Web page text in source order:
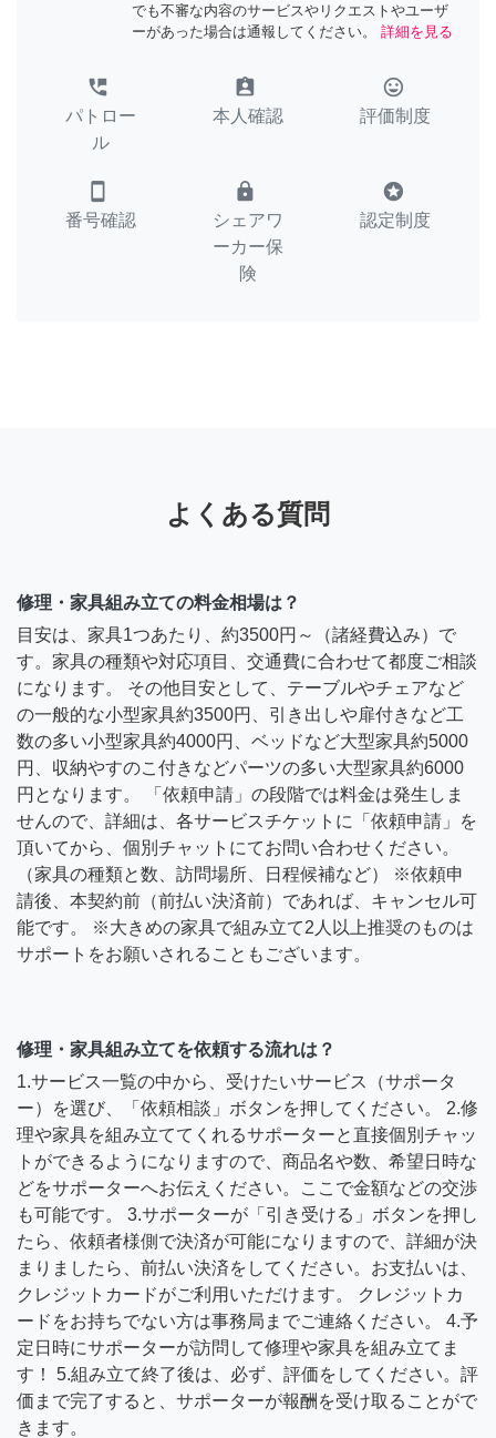
でも不審な内容のサービスやリクエストやユーザ
ーがあった場合は通報してください。
詳細を見る
perm_phone_msg
パトロー
ル
assignment_ind
本人確認
tag_faces
評価制度
smartphone
番号確認
lock
シェアワ
ーカー保
険
stars
認定制度
よくある質問
修理・家具組み立ての料金相場は？
目安は、家具1つあたり、約3500円～（諸経費込み）で
す。家具の種類や対応項目、交通費に合わせて都度ご相談
になります。 その他目安として、テーブルやチェアなど
の一般的な小型家具約3500円、引き出しや扉付きなど工
数の多い小型家具約4000円、ベッドなど大型家具約5000
円、収納やすのこ付きなどパーツの多い大型家具約6000
円となります。 「依頼申請」の段階では料金は発生しま
せんので、詳細は、各サービスチケットに「依頼申請」を
頂いてから、個別チャットにてお問い合わせください。
（家具の種類と数、訪問場所、日程候補など） ※依頼申
請後、本契約前（前払い決済前）であれば、キャンセル可
能です。 ※大きめの家具で組み立て2人以上推奨のものは
サポートをお願いされることもございます。
修理・家具組み立てを依頼する流れは？
1.サービス一覧の中から、受けたいサービス（サポータ
ー）を選び、「依頼相談」ボタンを押してください。 2.修
理や家具を組み立ててくれるサポーターと直接個別チャッ
トができるようになりますので、商品名や数、希望日時な
どをサポーターへお伝えください。ここで金額などの交渉
も可能です。 3.サポーターが「引き受ける」ボタンを押し
たら、依頼者様側で決済が可能になりますので、詳細が決
まりましたら、前払い決済をしてください。お支払いは、
クレジットカードがご利用いただけます。 クレジットカ
ードをお持ちでない方は事務局までご連絡ください。 4.予
定日時にサポーターが訪問して修理や家具を組み立てま
す！ 5.組み立て終了後は、必ず、評価をしてください。評
価まで完了すると、サポーターが報酬を受け取ることがで
きます。